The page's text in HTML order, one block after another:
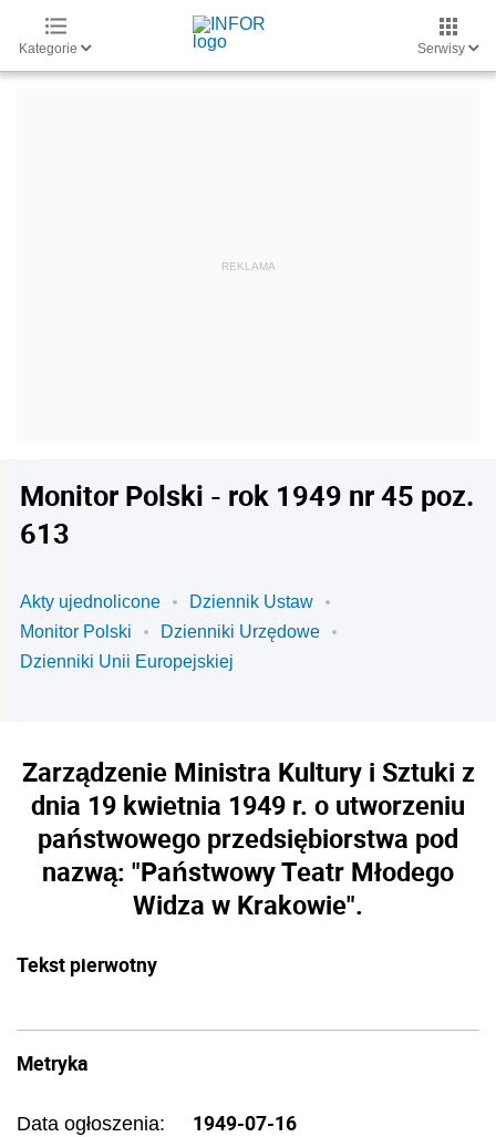
Kategorie Serwisy
Monitor Polski - rok 1949 nr 45 poz.
613
Akty ujednolicone
Dziennik Ustaw
Monitor Polski
Dzienniki Urzędowe
Dzienniki Unii Europejskiej
Zarządzenie Ministra Kultury i Sztuki z
dnia 19 kwietnia 1949 r. o utworzeniu
państwowego przedsiębiorstwa pod
nazwą: "Państwowy Teatr Młodego
Widza w Krakowie".
Tekst pierwotny
Metryka
Data ogłoszenia: 1949-07-16